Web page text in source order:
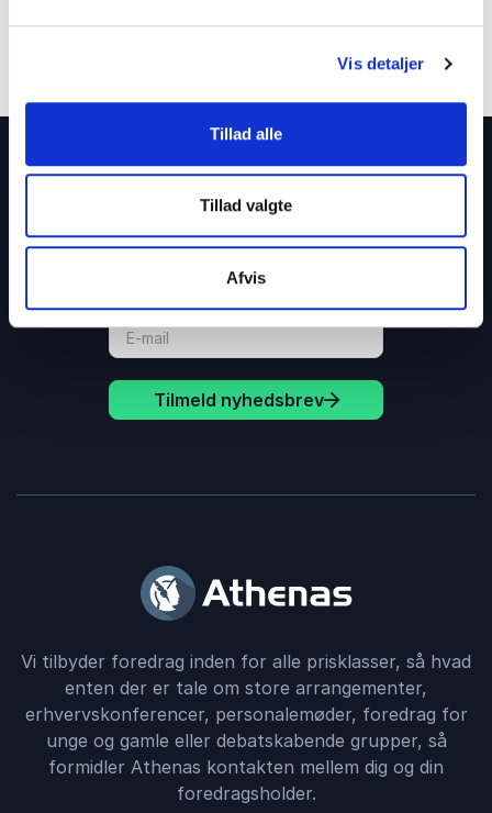
Vis detaljer
Tillad alle
Tillad valgte
Afvis
Få gode tilbud direkte i din indbakke
Tilmeld dig vores nyhedsbrev og få løbende gode
tilbud og inspiration til dine arrangementer.
Tilmeld nyhedsbrev
Vi tilbyder foredrag inden for alle prisklasser, så hvad
enten der er tale om store arrangementer,
erhvervskonferencer, personalemøder, foredrag for
unge og gamle eller debatskabende grupper, så
formidler Athenas kontakten mellem dig og din
foredragsholder.